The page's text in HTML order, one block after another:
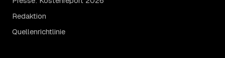
Redaktion
Quellenrichtlinie